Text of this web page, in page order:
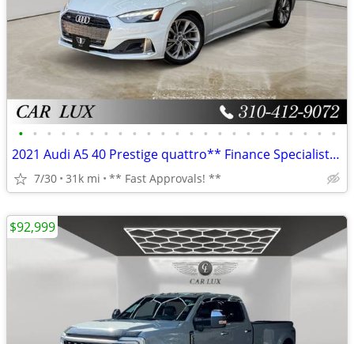
• • • • • • • • • • • • • • • • • • • • • • •
2021 Audi A5 40 Prestige quattro** Finance Specialists **
7/30 31k mi ** Fast Approvals! **
$92,999